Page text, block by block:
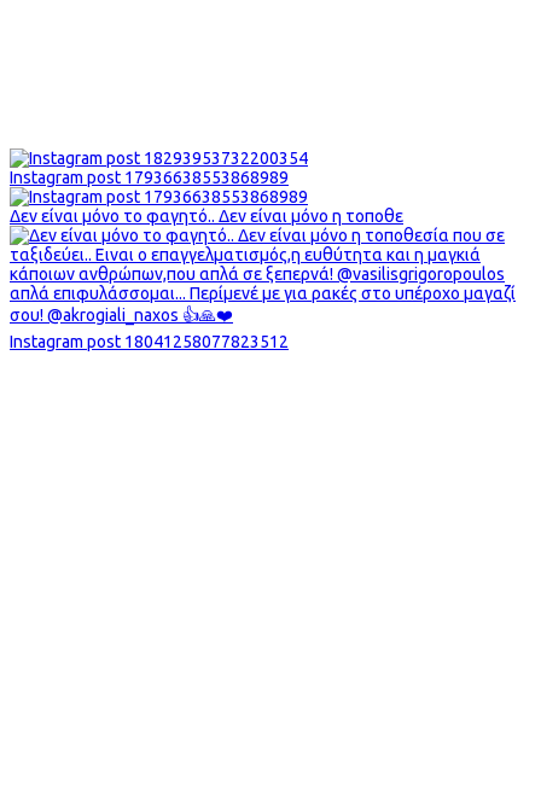
Instagram post 17936638553868989
Δεν είναι μόνο το φαγητό.. Δεν είναι μόνο η τοποθε
Instagram post 18041258077823512